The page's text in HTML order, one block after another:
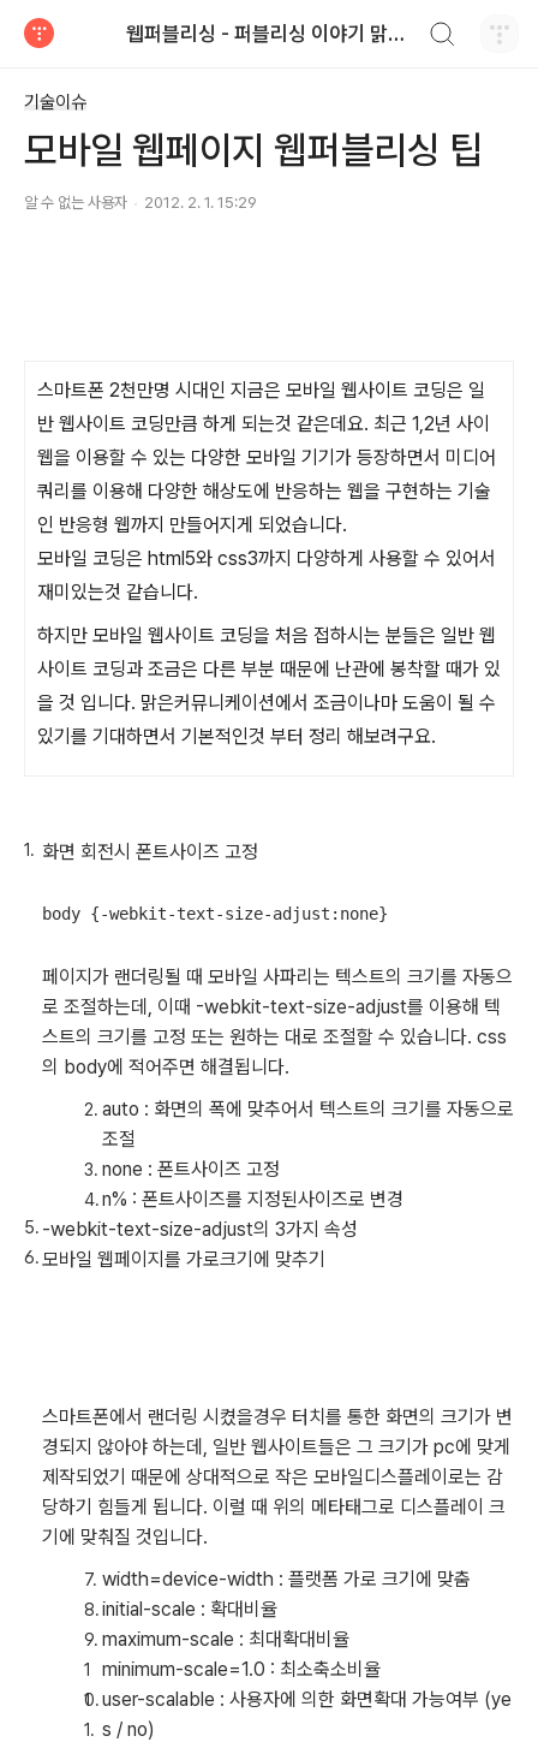
웹퍼블리싱 - 퍼블리싱 이야기 맑은커뮤니케이션
기술이슈
모바일 웹페이지 웹퍼블리싱 팁
알 수 없는 사용자 2012. 2. 1. 15:29
스마트폰 2천만명 시대인 지금은 모바일 웹사이트 코딩은 일
반 웹사이트 코딩만큼 하게 되는것 같은데요. 최근 1,2년 사이
웹을 이용할 수 있는 다양한 모바일 기기가 등장하면서 미디어
쿼리를 이용해 다양한 해상도에 반응하는 웹을 구현하는 기술
인 반응형 웹까지 만들어지게 되었습니다.
모바일 코딩은 html5와 css3까지 다양하게 사용할 수 있어서
재미있는것 같습니다.
하지만 모바일 웹사이트 코딩을 처음 접하시는 분들은 일반 웹
사이트 코딩과 조금은 다른 부분 때문에 난관에 봉착할 때가 있
을 것 입니다. 맑은커뮤니케이션에서 조금이나마 도움이 될 수
있기를 기대하면서 기본적인것 부터 정리 해보려구요.
화면 회전시 폰트사이즈 고정
페이지가 랜더링될 때 모바일 사파리는 텍스트의 크기를 자동으
로 조절하는데, 이때 -webkit-text-size-adjust를 이용해 텍
스트의 크기를 고정 또는 원하는 대로 조절할 수 있습니다. css
의 body에 적어주면 해결됩니다.
auto : 화면의 폭에 맞추어서 텍스트의 크기를 자동으로
조절
none : 폰트사이즈 고정
n% : 폰트사이즈를 지정된사이즈로 변경
-webkit-text-size-adjust의 3가지 속성
모바일 웹페이지를 가로크기에 맞추기
스마트폰에서 랜더링 시켰을경우 터치를 통한 화면의 크기가 변
경되지 않아야 하는데, 일반 웹사이트들은 그 크기가 pc에 맞게
제작되었기 때문에 상대적으로 작은 모바일디스플레이로는 감
당하기 힘들게 됩니다. 이럴 때 위의 메타태그로 디스플레이 크
기에 맞춰질 것입니다.
width=device-width : 플랫폼 가로 크기에 맞춤
initial-scale : 확대비율
maximum-scale : 최대확대비율
minimum-scale=1.0 : 최소축소비율
user-scalable : 사용자에 의한 화면확대 가능여부 (ye
s / no)